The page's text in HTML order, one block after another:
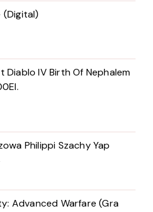
(Digital)
Diablo IV Birth Of Nephalem
Philippi Szachy Yap
Advanced Warfare (Gra